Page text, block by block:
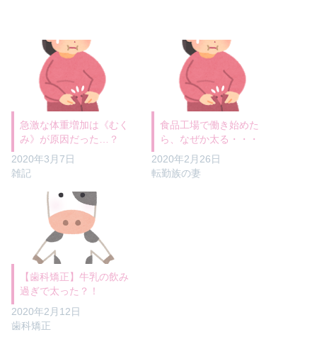
急激な体重増加は《むく
み》が原因だった…？
2020年3月7日
雑記
食品工場で働き始めた
ら、なぜか太る・・・
2020年2月26日
転勤族の妻
【歯科矯正】牛乳の飲み
過ぎで太った？！
2020年2月12日
歯科矯正